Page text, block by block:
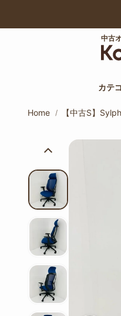
中古
カテ
Home 【中古S】